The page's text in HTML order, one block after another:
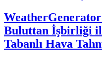
Buluttan İşbirliği
Tabanlı Hava